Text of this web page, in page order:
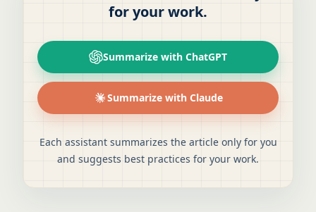
for your work.
Summarize with ChatGPT
Summarize with Claude
Each assistant summarizes the article only for you
and suggests best practices for your work.